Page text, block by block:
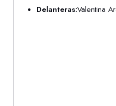
Delanteras:Valentina